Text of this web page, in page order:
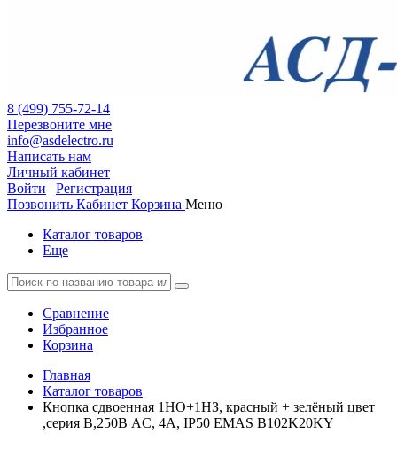
8 (499) 755-72-14
Перезвоните мне
info@asdelectro.ru
Написать нам
Личный кабинет
Войти | Регистрация
Позвонить Кабинет Корзина Меню
Каталог товаров
Еще
Сравнение
Избранное
Корзина
Главная
Каталог товаров
Кнопка сдвоенная 1НО+1НЗ, красный + зелёный цвет
,серия B,250В AC, 4А, IP50 EMAS B102K20KY